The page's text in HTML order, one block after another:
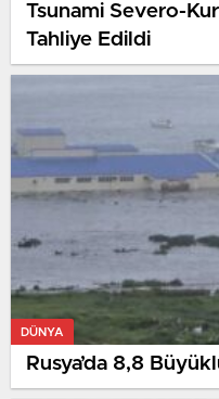
Tsunami Severo-
Tahliye Edildi
DÜNYA
Rusya’da 8,8